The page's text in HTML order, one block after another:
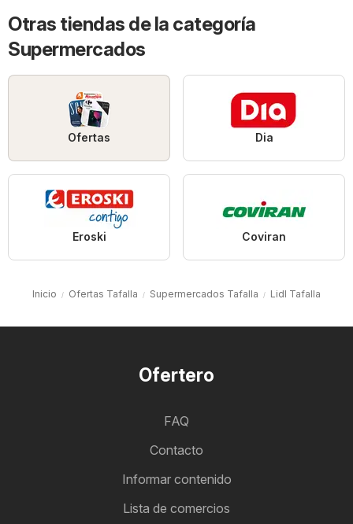
Otras tiendas de la categoría
Supermercados
Ofertas Dia
Eroski Coviran
Inicio Ofertas Tafalla Supermercados Tafalla Lidl Tafalla
Ofertero
FAQ
Contacto
Informar contenido
Lista de comercios